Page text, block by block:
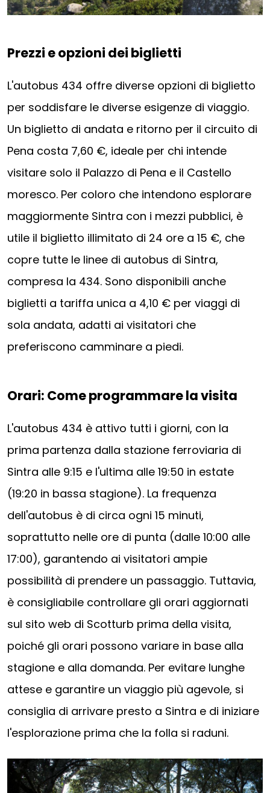
Prezzi e opzioni dei biglietti
L'autobus 434 offre diverse opzioni di biglietto
per soddisfare le diverse esigenze di viaggio.
Un biglietto di andata e ritorno per il circuito di
Pena costa 7,60 €, ideale per chi intende
visitare solo il Palazzo di Pena e il Castello
moresco. Per coloro che intendono esplorare
maggiormente Sintra con i mezzi pubblici, è
utile il biglietto illimitato di 24 ore a 15 €, che
copre tutte le linee di autobus di Sintra,
compresa la 434. Sono disponibili anche
biglietti a tariffa unica a 4,10 € per viaggi di
sola andata, adatti ai visitatori che
preferiscono camminare a piedi.
Orari: Come programmare la visita
L'autobus 434 è attivo tutti i giorni, con la
prima partenza dalla stazione ferroviaria di
Sintra alle 9:15 e l'ultima alle 19:50 in estate
(19:20 in bassa stagione). La frequenza
dell'autobus è di circa ogni 15 minuti,
soprattutto nelle ore di punta (dalle 10:00 alle
17:00), garantendo ai visitatori ampie
possibilità di prendere un passaggio. Tuttavia,
è consigliabile controllare gli orari aggiornati
sul sito web di Scotturb prima della visita,
poiché gli orari possono variare in base alla
stagione e alla domanda. Per evitare lunghe
attese e garantire un viaggio più agevole, si
consiglia di arrivare presto a Sintra e di iniziare
l'esplorazione prima che la folla si raduni.